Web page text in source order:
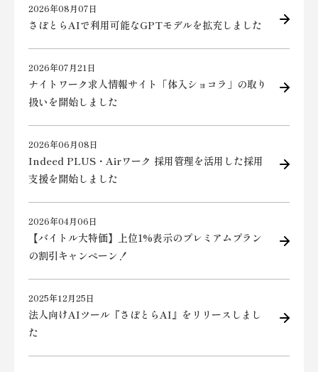
2026年08月07日
さぽとらAIで利用可能なGPTモデルを拡充しました
2026年07月21日
ナイトワーク求人情報サイト「体入ショコラ」の取り
扱いを開始しました
2026年06月08日
Indeed PLUS・Airワーク 採用管理を活用した採用
支援を開始しました
2026年04月06日
【バイトル大特価】上位1%表示のプレミアムプラン
の割引キャンペーン！
2025年12月25日
法人向けAIツール『さぽとらAI』をリリースしまし
た